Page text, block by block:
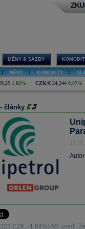
MĚNY & SAZBY
MĚNY KOMODITY
1,03% CZK/€ 24,244 0,07%
články
CZK, -1,64%) AS uvedl,